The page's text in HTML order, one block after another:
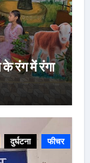
के रंग में रंगा
दुर्घटना फीचर